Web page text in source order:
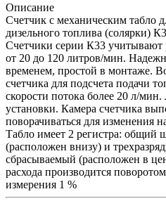
Описание
Счетчик с механическим табло
дизельного топлива (солярки)
Счетчики серии К33 учитывают
от 20 до 120 литров/мин.
временем, простой в монтаже.
счетчика для подсчета подачи
скорости потока более 20 л/
установки. Камера счетчика
поворачиваться для изменения
Табло имеет 2 регистра: общий
(расположен внизу) и
сбрасываемый (расположен в
расхода производится
измерения 1 %